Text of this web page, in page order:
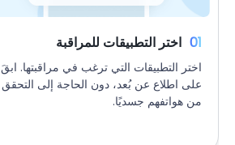
01 اختر التطبيقات للمراقبة
اختر التطبيقات التي ترغب في مراقبتها. ابقَ
على اطلاع عن بُعد، دون الحاجة إلى التحقق
من هواتفهم جسديًا.